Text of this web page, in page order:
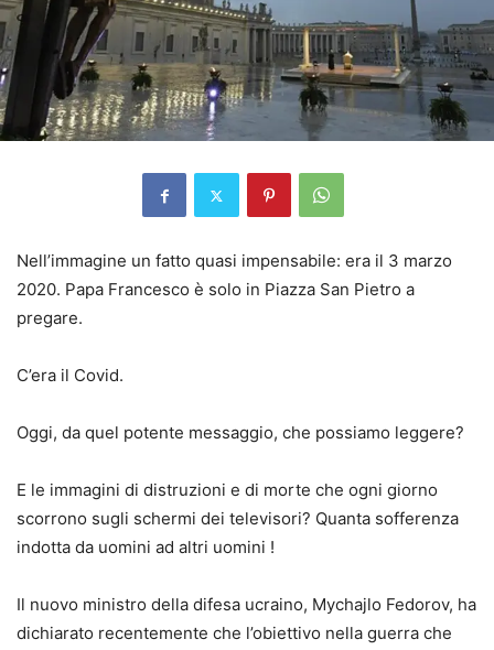
Nell’immagine un fatto quasi impensabile: era il 3 marzo
2020. Papa Francesco è solo in Piazza San Pietro a
pregare.
C’era il Covid.
Oggi, da quel potente messaggio, che possiamo leggere?
E le immagini di distruzioni e di morte che ogni giorno
scorrono sugli schermi dei televisori? Quanta sofferenza
indotta da uomini ad altri uomini !
Il nuovo ministro della difesa ucraino, Mychajlo Fedorov, ha
dichiarato recentemente che l’obiettivo nella guerra che